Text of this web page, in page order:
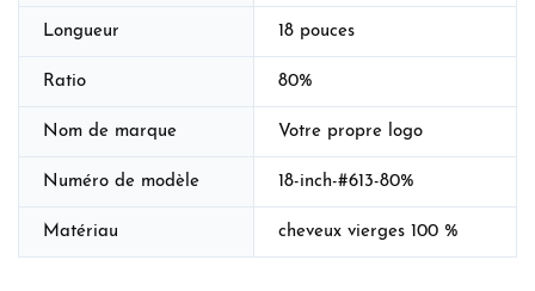
Longueur 18 pouces
Ratio 80%
Nom de marque Votre propre logo
Numéro de modèle 18-inch-#613-80%
Matériau cheveux vierges 100 %